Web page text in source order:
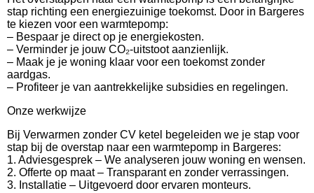
stap richting een energiezuinige toekomst. Door in Bargeres
te kiezen voor een warmtepomp:
– Bespaar je direct op je energiekosten.
– Verminder je jouw CO₂-uitstoot aanzienlijk.
– Maak je je woning klaar voor een toekomst zonder
aardgas.
– Profiteer je van aantrekkelijke subsidies en regelingen.
Onze werkwijze
Bij Verwarmen zonder CV ketel begeleiden we je stap voor
stap bij de overstap naar een warmtepomp in Bargeres:
1. Adviesgesprek – We analyseren jouw woning en wensen.
2. Offerte op maat – Transparant en zonder verrassingen.
3. Installatie – Uitgevoerd door ervaren monteurs.